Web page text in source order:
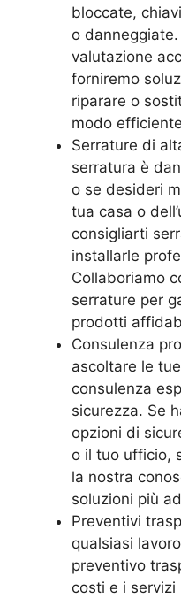
bloccate,
o
valutazione
forniremo
riparare o
modo
Serrature di
serratura è
o se desideri
tua casa o
consigliarti
installarle
Collaboriamo
serrature per
prodotti
Consulenza
ascoltare le
consulenza
sicurezza. Se
opzioni di
o il tuo ufficio,
la nostra
soluzioni più
Preventivi
qualsiasi
preventivo
costi e i servizi